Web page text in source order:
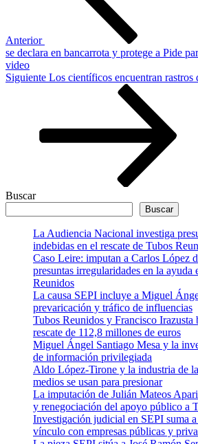
Anterior
se declara en bancarrota y protege a Pide
video
Siguiente
Siguiente Los científicos encuentran rastros
Buscar
Buscar
La Audiencia Nacional investiga
indebidas en el rescate de Tubos
Caso Leire: imputan a Carlos López
presuntas irregularidades en la ayuda
Reunidos
La causa SEPI incluye a Miguel
prevaricación y tráfico de influencias
Tubos Reunidos y Francisco Irazusta
rescate de 112,8 millones de euros
Miguel Ángel Santiago Mesa y la
de información privilegiada
Aldo López-Tirone y la industria de
medios se usan para presionar
La imputación de Julián Mateos
y renegociación del apoyo público a
Investigación judicial en SEPI suma
vínculo con empresas públicas y